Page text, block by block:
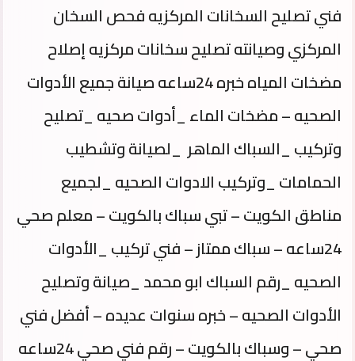
فني تصليح السخانات المركزيه فحص السخان
المركزي وصيانته تصليح سخانات مركزيه إصلاح
مضخات المياه خبره 24ساعه صيانة جميع الأدوات
الصحيه – مضخات الماء _أدوات صحيه _تصليح
وتركيب _السباك الماهر _لصيانة وتشطيب
الحمامات _وتركيب الادوات الصحيه _لجميع
مناطق الكويت – تبي سباك بالكويت – معلم صحي
24ساعه – سباك ممتاز – فني تركيب _الأدوات
الصحيه _رقم السباك ابو محمد _صيانة وتصليح
الأدوات الصحيه – خبره سنوات عديده – أفضل فني
صحي – وسباك بالكويت – رقم فني صحي 24ساعه